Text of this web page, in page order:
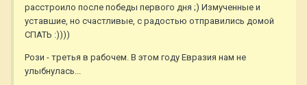
расстроило после победы первого дня ;) Измученные и
уставшие, но счастливые, с радостью отправились домой
СПАТЬ :))))
Рози - третья в рабочем. В этом году Евразия нам не
улыбнулась...